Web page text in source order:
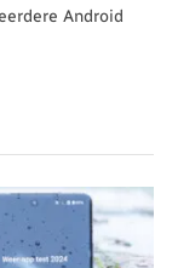
Android